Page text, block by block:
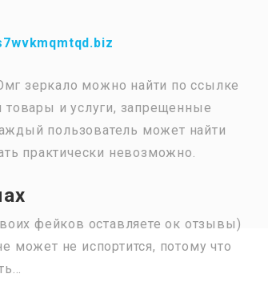
зеркало можно найти по ссылке
и услуги, запрещенные
пользователь может найти
практически невозможно.
фейков оставляете ок отзывы)
может не испортится, потому что